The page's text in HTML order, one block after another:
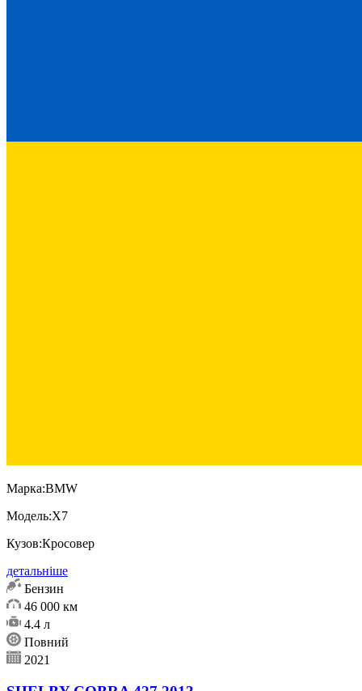
Марка:BMW
Модель:X7
Кузов:Кросовер
детальніше
Бензин
46 000 км
4.4 л
Повний
2021